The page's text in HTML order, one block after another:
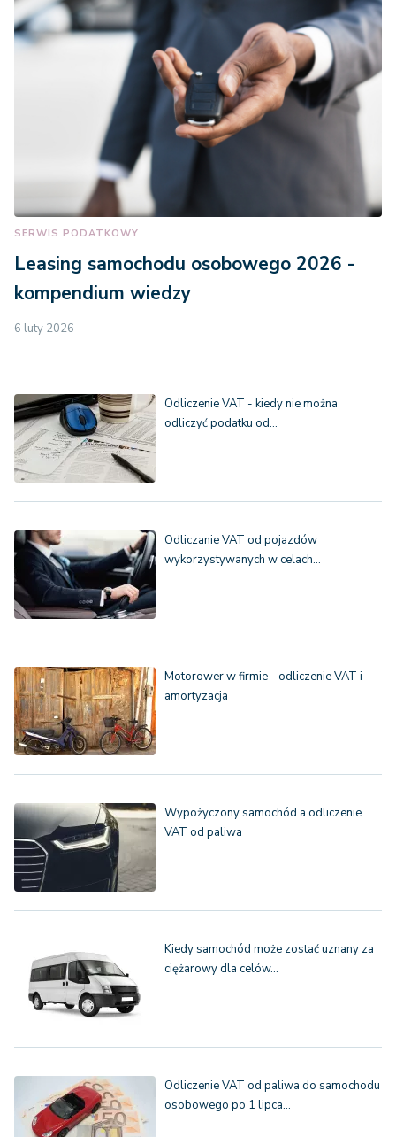
SERWIS PODATKOWY
Leasing samochodu osobowego 2026 -
kompendium wiedzy
6 luty 2026
Odliczenie VAT - kiedy nie można
odliczyć podatku od…
Odliczanie VAT od pojazdów
wykorzystywanych w celach…
Motorower w firmie - odliczenie VAT i
amortyzacja
Wypożyczony samochód a odliczenie
VAT od paliwa
Kiedy samochód może zostać uznany za
ciężarowy dla celów…
Odliczenie VAT od paliwa do samochodu
osobowego po 1 lipca…